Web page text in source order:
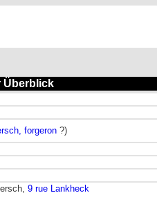
Überblick
forgeron ?)
9 rue Lankheck